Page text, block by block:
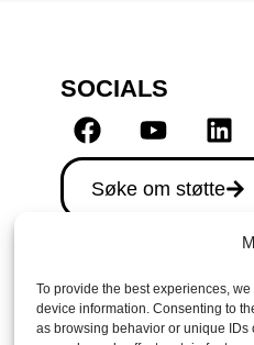
To provide the best experiences,
device information. Consenting to
as browsing behavior or unique
SOCIALS
Søke om støtte